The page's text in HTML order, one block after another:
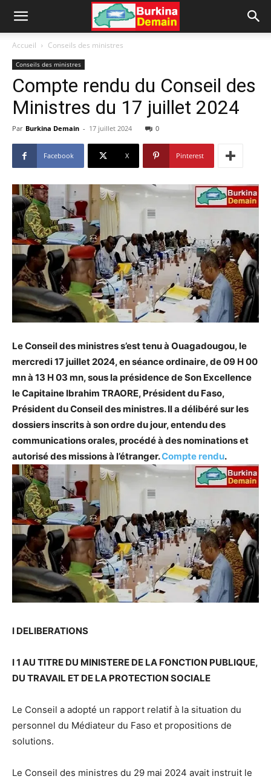
Accueil Conseils des ministres
Conseils des ministres
Compte rendu du Conseil des
Ministres du 17 juillet 2024
Par Burkina Demain - 17 juillet 2024 0
Facebook X Pinterest
Le Conseil des ministres s’est tenu à Ouagadougou, le
mercredi 17 juillet 2024, en séance ordinaire, de 09 H 00
mn à 13 H 03 mn, sous la présidence de Son Excellence
le Capitaine Ibrahim TRAORE, Président du Faso,
Président du Conseil des ministres. Il a délibéré sur les
dossiers inscrits à son ordre du jour, entendu des
communications orales, procédé à des nominations et
autorisé des missions à l’étranger.Compte rendu.
I DELIBERATIONS
I 1 AU TITRE DU MINISTERE DE LA FONCTION PUBLIQUE,
DU TRAVAIL ET DE LA PROTECTION SOCIALE
Le Conseil a adopté un rapport relatif à la situation du
personnel du Médiateur du Faso et propositions de
solutions.
Le Conseil des ministres du 29 mai 2024 avait instruit le